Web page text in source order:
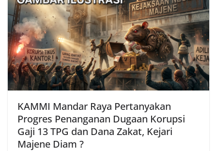
KAMMI Mandar Raya Pertanyakan
Progres Penanganan Dugaan Korupsi
Gaji 13 TPG dan Dana Zakat, Kejari
Majene Diam ?